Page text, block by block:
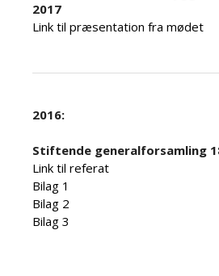
2017
Link til præsentation fra mødet
2016:
Stiftende generalforsamling
Link til referat
Bilag 1
Bilag 2
Bilag 3